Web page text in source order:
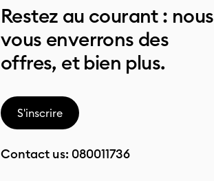
Restez au courant : nous
vous enverrons des
offres, et bien plus.
S'inscrire
Contact us: 080011736